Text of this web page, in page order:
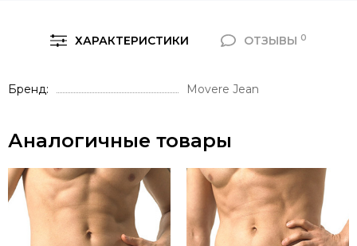
ХАРАКТЕРИСТИКИ ОТЗЫВЫ 0
Бренд Movere Jean
Аналогичные товары